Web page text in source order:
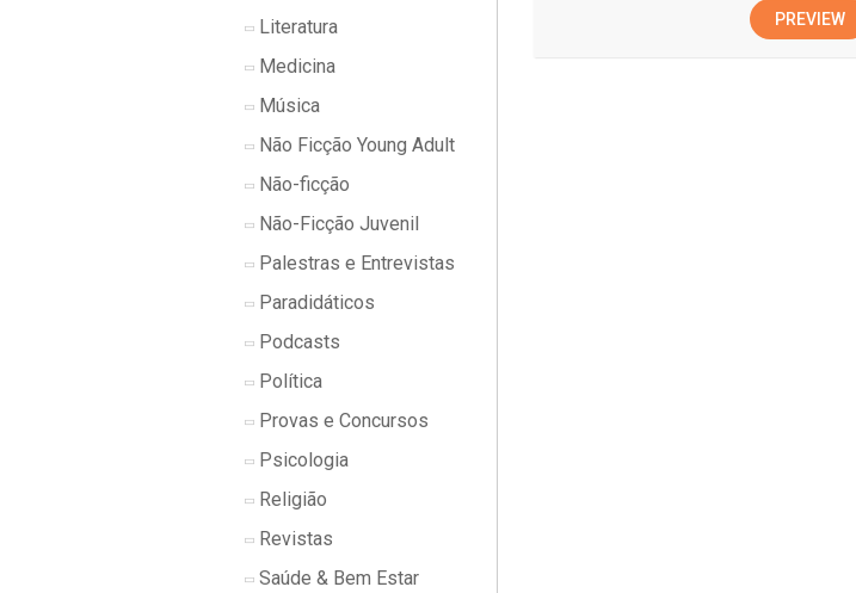
Literatura
Medicina
Música
Não Ficção Young Adult
Não-ficção
Não-Ficção Juvenil
Palestras e Entrevistas
Paradidáticos
Podcasts
Política
Provas e Concursos
Psicologia
Religião
Revistas
Saúde & Bem Estar
PREVIEW